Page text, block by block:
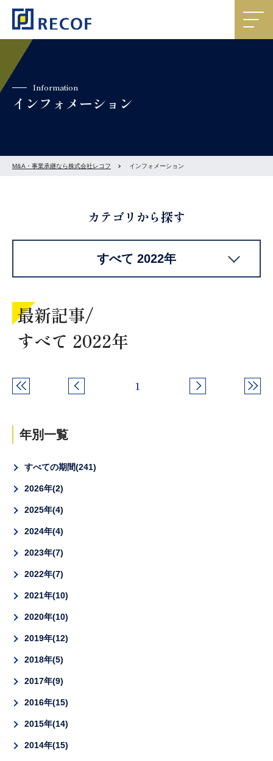
Information
インフォメーション
M&A・事業承継なら株式会社レコフ インフォメーション
カテゴリから探す
すべて 2022年
最新記事/
すべて 2022年
1
年別一覧
すべての期間 241
2026年 2
2025年 4
2024年 4
2023年 7
2022年 7
2021年 10
2020年 10
2019年 12
2018年 5
2017年 9
2016年 15
2015年 14
2014年 15